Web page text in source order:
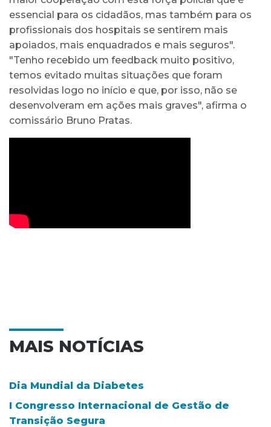
essencial para os cidadãos, mas também para os
profissionais dos hospitais se sentirem mais
apoiados, mais enquadrados e mais seguros".
"Tenho recebido um feedback muito positivo,
temos evitado muitas situações que foram
resolvidas logo no início e que, por isso, não se
desenvolveram em ações mais graves", afirma o
comissário Bruno Pratas.
MAIS NOTÍCIAS
Dia Mundial da Diabetes
I Congresso Internacional de Gestão de
Transição Segura